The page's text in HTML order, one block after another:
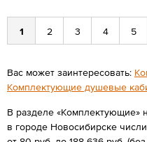
1 2 3 4 5
Вас может заинтересовать:
Комплектующие душевые
В разделе «Комплектующие»
в городе Новосибирске